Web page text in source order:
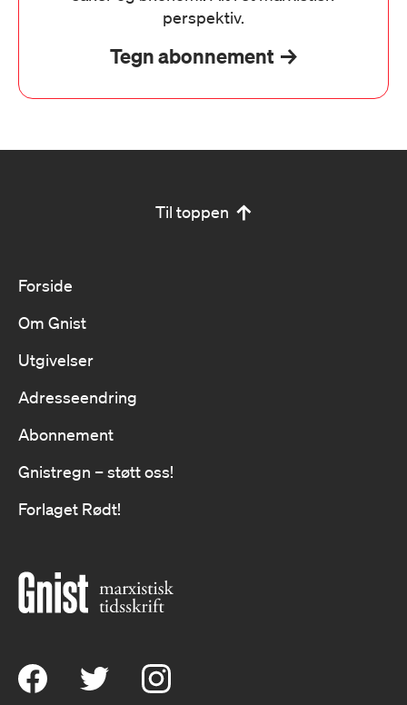
perspektiv.
Tegn abonnement
Til toppen
Forside
Om Gnist
Utgivelser
Adresseendring
Abonnement
Gnistregn – støtt oss!
Forlaget Rødt!